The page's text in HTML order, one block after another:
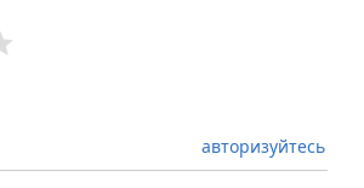
авторизуйтесь